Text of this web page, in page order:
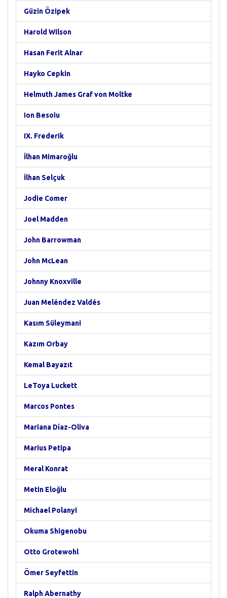
Güzin Özipek
Harold Wilson
Hasan Ferit Alnar
Hayko Cepkin
Helmuth James Graf von Moltke
Ion Besoiu
IX. Frederik
İlhan Mimaroğlu
İlhan Selçuk
Jodie Comer
Joel Madden
John Barrowman
John McLean
Johnny Knoxville
Juan Meléndez Valdés
Kasım Süleymani
Kazım Orbay
Kemal Bayazıt
LeToya Luckett
Marcos Pontes
Mariana Díaz-Oliva
Marius Petipa
Meral Konrat
Metin Eloğlu
Michael Polanyi
Okuma Shigenobu
Otto Grotewohl
Ömer Seyfettin
Ralph Abernathy